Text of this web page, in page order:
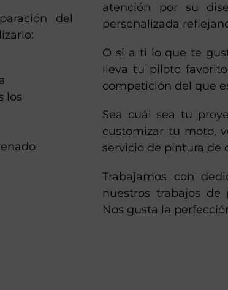
del
los
atención por su
personalizada
O si a ti lo que te
lleva tu piloto
competición del que
Sea cuál sea tu
customizar tu moto,
servicio de pintura de
Trabajamos con
nuestros trabajos de
Nos gusta la